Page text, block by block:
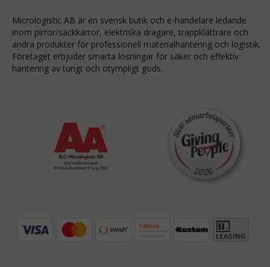
Micrologistic AB är en svensk butik och e-handelare ledande
inom pirror/säckkärror, elektriska dragare, trappklättrare och
andra produkter för professionell materialhantering och logistik.
Företaget erbjuder smarta lösningar för säker och effektiv
hantering av tungt och otympligt gods.